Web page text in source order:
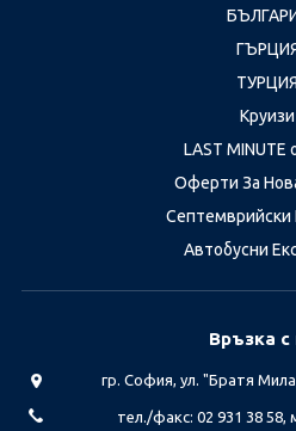
ТУРЦИЯ
Круизи
LAST MINUTE
Оферти За
Септемврийски
Автобусни
Връзка с
гр. София, ул. "Братя
тел./факс: 02 931 38 58,